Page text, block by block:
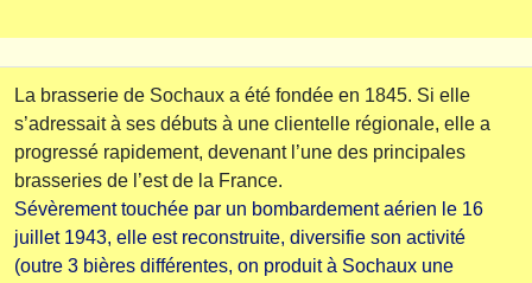
La brasserie de Sochaux a été fondée en 1845. Si elle
s’adressait à ses débuts à une clientelle régionale, elle a
progressé rapidement, devenant l’une des principales
brasseries de l’est de la France.
Sévèrement touchée par un bombardement aérien le 16
juillet 1943, elle est reconstruite, diversifie son activité
(outre 3 bières différentes, on produit à Sochaux une